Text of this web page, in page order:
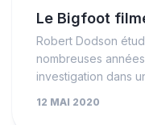
Le Bigfoot
Robert Dodson
nombreuses
investigation dans
12 MAI 2020